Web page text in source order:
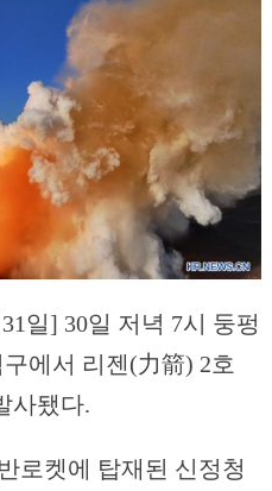
일] 30일 저녁 7시 둥펑
에서 리젠(力箭) 2호
사됐다.
로켓에 탑재된 신정청